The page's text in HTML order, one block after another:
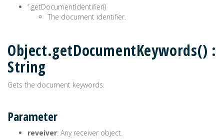
’‘.getDocumentIdentifier()
The document identifier.
Object.getDocumentKeywords() :
String
Gets the document keywords.
Parameter
reveiver: Any receiver object.